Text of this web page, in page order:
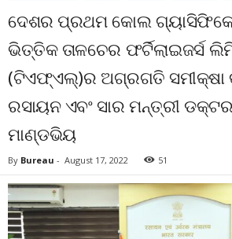
ଦେଶର ପ୍ରଥମ କୋଲ
ଭିତ୍ତିକ ତାଳଚେର ଫର୍ଟିଲାଇଜର୍ସ
(ଟିଏଫ୍ଏଲ୍)ର ଅଗ୍ରଗତି ସମୀକ୍ଷା
ରସାୟନ ଏବଂ ସାର ମନ୍ତ୍ରୀ
ମାଣ୍ଡଭିୟ
By Bureau - August 17, 2022 51